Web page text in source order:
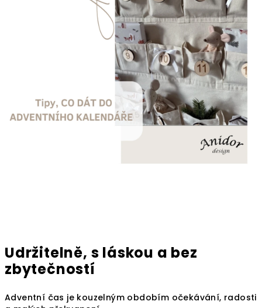
Udržitelně, s láskou a bez
zbytečností
Adventní čas je kouzelným obdobím očekávání, radosti